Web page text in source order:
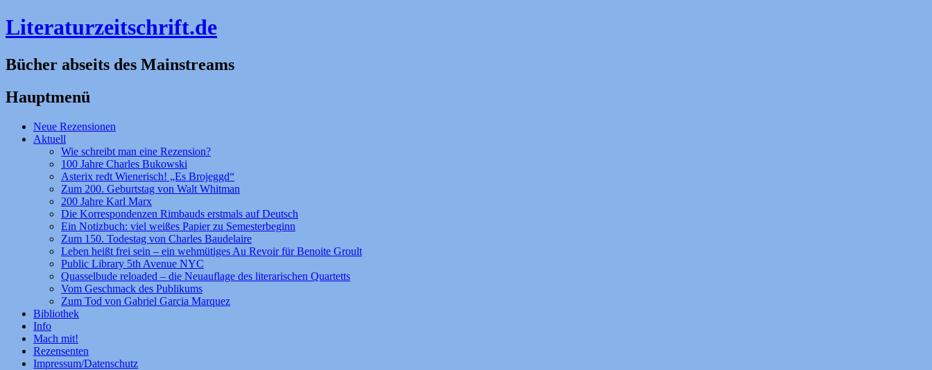
Literaturzeitschrift.de
Bücher abseits des Mainstreams
Hauptmenü
Zum
Inhalt
Neue Rezensionen
Aktuell
Wie schreibt man eine Rezension?
100 Jahre Charles Bukowski
Asterix redt Wienerisch! „Es Brojeggd“
Zum 200. Geburtstag von Walt Whitman
200 Jahre Karl Marx
Die Korrespondenzen Rimbauds erstmals auf Deutsch
Ein Notizbuch: viel weißes Papier zu Semesterbeginn
Zum 150. Todestag von Charles Baudelaire
Leben heißt frei sein – ein wehmütiges Au Revoir für Benoite Groult
Public Library 5th Avenue NYC
Quasselbude reloaded – die Neuauflage des literarischen Quartetts
Vom Geschmack des Publikums
Zum Tod von Gabriel Garcia Marquez
Bibliothek
Info
Mach mit!
Rezensenten
Impressum/Datenschutz